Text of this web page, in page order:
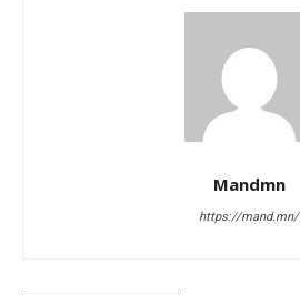
Mandmn
https://mand.mn/